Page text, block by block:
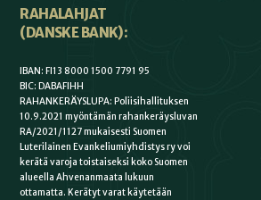
RAHALAHJAT
(DANSKE BANK):
IBAN: FI13 8000 1500 7791 95
BIC: DABAFIHH
RAHANKERÄYSLUPA: Poliisihallituksen
10.9.2021 myöntämän rahankeräysluvan
RA/2021/1127 mukaisesti Suomen
Luterilainen Evankeliumiyhdistys ry voi
kerätä varoja toistaiseksi koko Suomen
alueella Ahvenanmaata lukuun
ottamatta. Kerätyt varat käytetään